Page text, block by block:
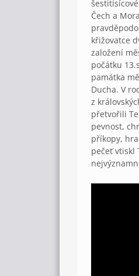
Čech a
křižovatce
založení
počátku
památka
Ducha. V
z
přetvořili
pevnost,
příkopy,
pečeť vtiskl